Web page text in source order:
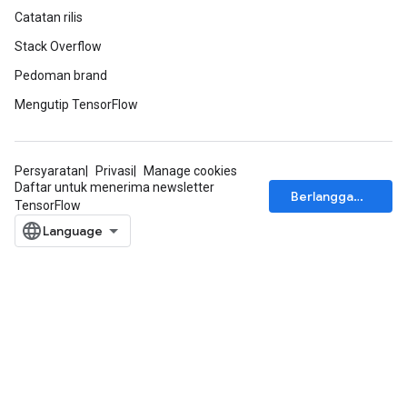
Catatan rilis
Stack Overflow
Pedoman brand
Mengutip TensorFlow
Persyaratan Privasi
Manage cookies
Daftar untuk menerima newsletter
TensorFlow
Berlangganan